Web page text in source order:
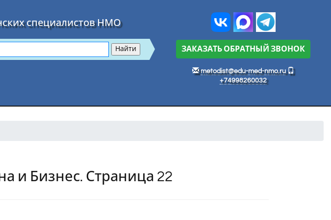
специалистов НМО
ЗАКАЗАТЬ ОБРАТНЫЙ ЗВОНОК
metodist@edu-med-nmo.ru
+74998260032
и Бизнес. Страница 22